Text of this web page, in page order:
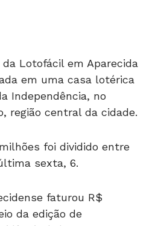
em uma casa lotérica
Independência, no
região central da cidade.
sexta, 6.
da edição de
do concurso.